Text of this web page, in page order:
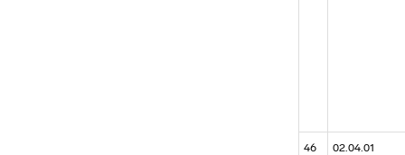
46 02.04.01